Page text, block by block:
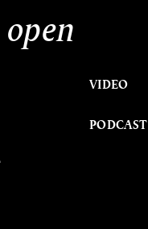
VIDEO
PODCAST